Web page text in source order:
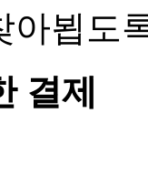
아뵙도
결제